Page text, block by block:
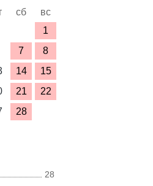
сб
вс
1
7
8
14
15
21
22
28
28